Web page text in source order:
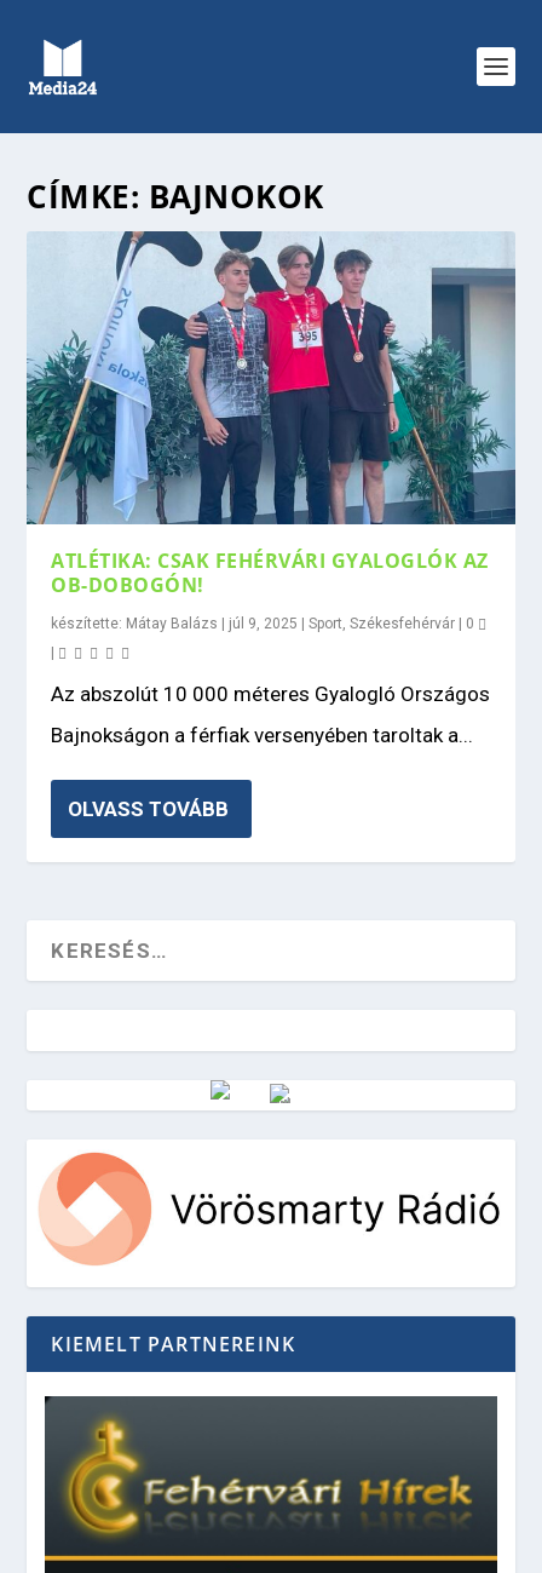
CÍMKE: BAJNOKOK
ATLÉTIKA: CSAK FEHÉRVÁRI GYALOGLÓK AZ
OB-DOBOGÓN!
készítette: Mátay Balázs | júl 9, 2025 |Sport ,Székesfehérvár | 0
|
Az abszolút 10 000 méteres Gyalogló Országos
Bajnokságon a férfiak versenyében taroltak a...
OLVASS TOVÁBB
Vörösmarty Rádió
KIEMELT PARTNEREINK